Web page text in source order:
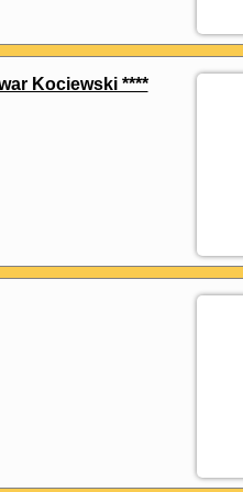
Kociewski ****